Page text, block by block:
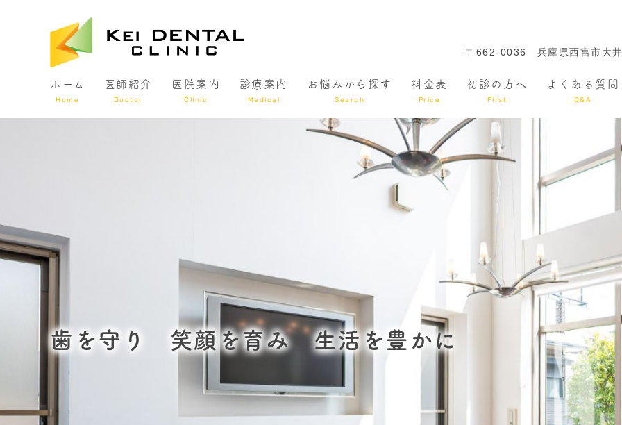
〒662-0036 兵庫県西宮市大
ホーム
Home
医師紹介
Doctor
医院案内
Clinic
診療案内
Medical
お悩みから探す
Search
料金表
Price
初診の方へ
First
よくある質問
Q&A
歯を守り 笑顔を育み 生活を豊かに